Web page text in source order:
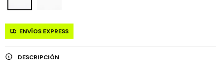
ENVÍOS EXPRESS
DESCRIPCIÓN